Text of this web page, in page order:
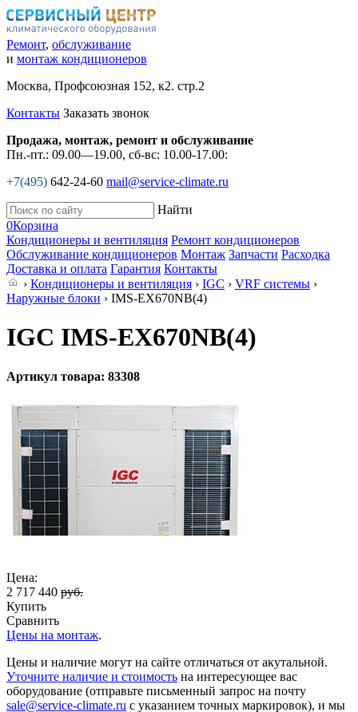
Ремонт, обслуживание
и монтаж кондиционеров
Москва, Профсоюзная 152, к2. стр.2
Контакты Заказать звонок
Продажа, монтаж, ремонт и обслуживание
Пн.-пт.: 09.00—19.00, сб-вс: 10.00-17.00:
+7(495) 642-24-60 mail@service-climate.ru
Найти
0Корзина
Кондиционеры и вентиляция Ремонт кондиционеров
Обслуживание кондиционеров Монтаж Запчасти Расходка
Доставка и оплата Гарантия Контакты
› Кондиционеры и вентиляция › IGC › VRF системы ›
Наружные блоки › IMS-EX670NB(4)
IGC IMS-EX670NB(4)
Артикул товара: 83308
Цена:
2 717 440 руб.
Купить
Сравнить
Цены на монтаж.
Цены и наличие могут на сайте отличаться от акутальной.
Уточните наличие и стоимость на интересующее вас
оборудование (отправьте письменный запрос на почту
sale@service-climate.ru с указанием точных маркировок), и мы